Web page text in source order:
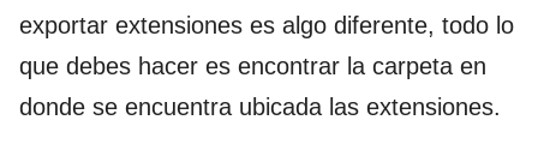
exportar extensiones es algo diferente, todo lo
que debes hacer es encontrar la carpeta en
donde se encuentra ubicada las extensiones.